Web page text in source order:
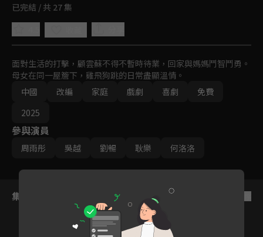
已完結 / 共 27 集
面對生活的打擊，顧雲蘇不得不暫時待業，回家與媽媽鬥智鬥勇。
母女在同一屋簷下，雞飛狗跳的日常盡顯溫情。
中國
改編 家庭 戲劇 喜劇
免費
2025
參與演員
周雨彤 吳越 劉暢 耿樂 何洛洛
集數列表